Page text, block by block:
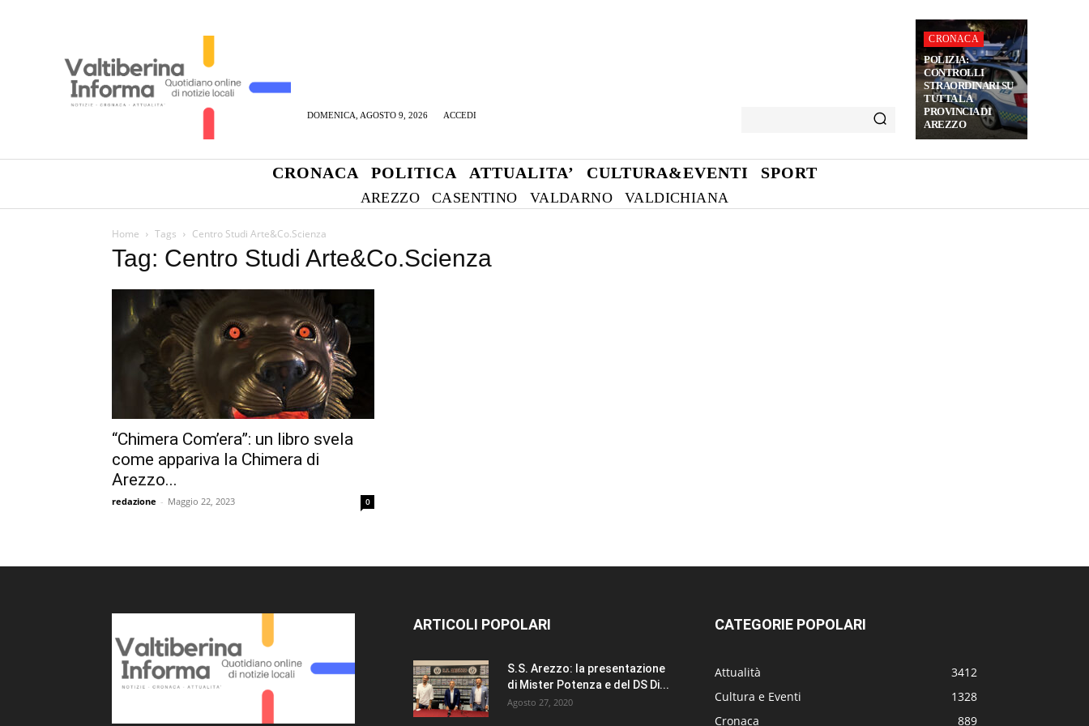
DOMENICA, AGOSTO 9, 2026 ACCEDI
CRONACA
POLIZIA:
CONTROLLI
STRAORDINARI SU
TUTTA LA
PROVINCIA DI
AREZZO
CRONACA POLITICA ATTUALITA’ CULTURA&EVENTI SPORT
AREZZO CASENTINO VALDARNO VALDICHIANA
Home Tags Centro Studi Arte&Co.Scienza
Tag: Centro Studi Arte&Co.Scienza
“Chimera Com’era”: un libro svela
come appariva la Chimera di
Arezzo...
redazione - Maggio 22, 2023 0
ARTICOLI POPOLARI
S.S. Arezzo: la presentazione
di Mister Potenza e del DS Di...
Agosto 27, 2020
CATEGORIE POPOLARI
Attualità
3412
Cultura e Eventi
1328
Cronaca
889